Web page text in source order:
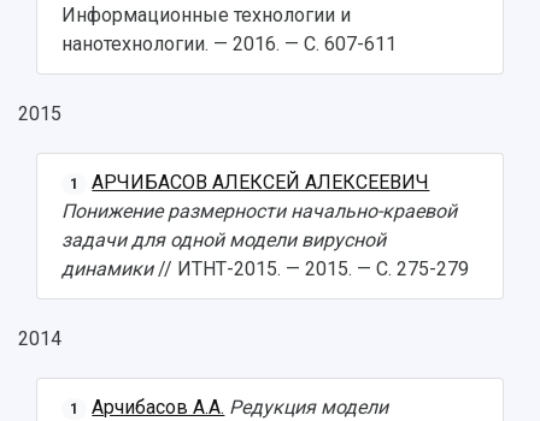
Информационные технологии и
нанотехнологии. — 2016. — С. 607-611
2015
1
АРЧИБАСОВ АЛЕКСЕЙ АЛЕКСЕЕВИЧ
Понижение размерности начально-краевой
задачи для одной модели вирусной
динамики// ИТНТ-2015. — 2015. — С. 275-279
2014
1 Арчибасов А.А. Редукция модели